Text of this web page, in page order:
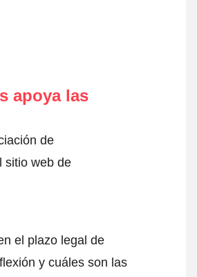
apoya las
de
sitio web de
el plazo legal de
y cuáles son las